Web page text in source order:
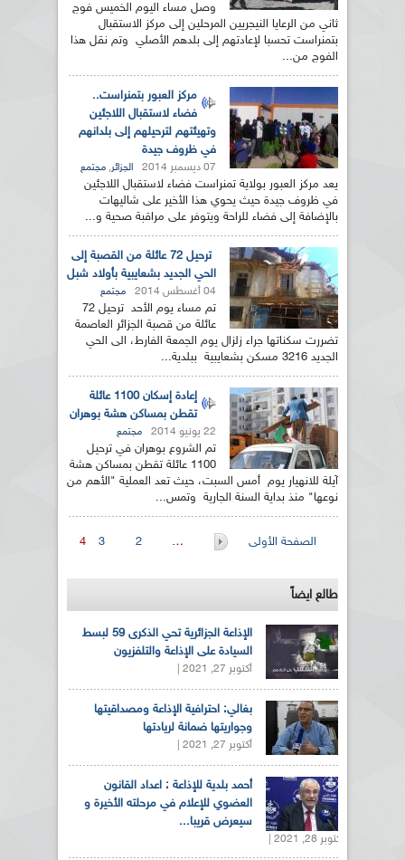
وصل مساء اليوم الخميس فوج
ثاني من الرعايا النيجريين المرحلين إلى مركز الاستقبال
بتمنراست تحسبا لإعادتهم إلى بلدهم الأصلي وتم نقل هذا
الفوج من...
مركز العبور بتمنراست..
فضاء لاستقبال اللاجئين
وتهيئتهم لترحيلهم إلى بلدانهم
في ظروف جيدة
07 ديسمبر 2014 الجزائر, مجتمع
يعد مركز العبور بولاية تمنراست فضاء لاستقبال اللاجئين
في ظروف جيدة حيث يحوي هذا الأخير على شاليهات
بالإضافة إلى فضاء للراحة ويتوفر على مراقبة صحية و...
ترحيل 72 عائلة من القصبة إلى
الحي الجديد بشعايبية بأولاد شبل
04 أغسطس 2014 مجتمع
تم مساء يوم الأحد ترحيل 72
عائلة من قصبة الجزائر العاصمة
تضررت سكناتها جراء زلزال يوم الجمعة الفارط، الى الحي
الجديد 3216 مسكن بشعايبية ببلدية...
إعادة إسكان 1100 عائلة
تقطن بمساكن هشة بوهران
22 يونيو 2014 مجتمع
تم الشروع بوهران في ترحيل
1100 عائلة تقطن بمساكن هشة
آيلة للانهيار يوم أمس السبت، حيث تعد العملية "الأهم من
نوعها" منذ بداية السنة الجارية وتمس...
الصفحات
الصفحة الأولى …
2
3
4
طالع ايضاً
الإذاعة الجزائرية تحي الذكرى 59 لبسط
السيادة على الإذاعة والتلفزيون
أكتوبر 27, 2021 |
بغالي: احترافية الإذاعة ومصداقيتها
وجواريتها ضمانة لريادتها
أكتوبر 27, 2021 |
أحمد بلدية للإذاعة : اعداد القانون
العضوي للإعلام في مرحلته الأخيرة و
سيعرض قريبا...
أكتوبر 28, 2021 |